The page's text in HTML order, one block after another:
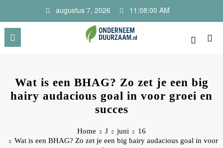
de
inhoud
augustus 7, 2026 11:08:00 AM
Wat is een BHAG? Zo zet je een big
hairy audacious goal in voor groei en
succes
Home J juni
16
Wat is een BHAG? Zo zet je een big hairy audacious goal in voor